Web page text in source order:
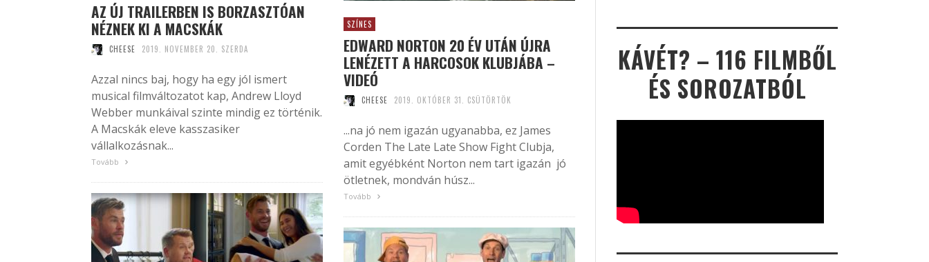
AZ ÚJ TRAILERBEN IS BORZASZTÓAN
NÉZNEK KI A MACSKÁK
CHEESE 2019. NOVEMBER 20. SZERDA
Azzal nincs baj, hogy ha egy jól ismert
musical filmváltozatot kap, Andrew Lloyd
Webber munkáival szinte mindig ez történik.
A Macskák eleve kasszasiker
vállalkozásnak...
Tovább
SZÍNES
EDWARD NORTON 20 ÉV UTÁN ÚJRA
LENÉZETT A HARCOSOK KLUBJÁBA –
VIDEÓ
CHEESE 2019. OKTÓBER 31. CSÜTÖRTÖK
...na jó nem igazán ugyanabba, ez James
Corden The Late Late Show Fight Clubja,
amit egyébként Norton nem tart igazán jó
ötletnek, mondván húsz...
Tovább
KÁVÉT? – 116 FILMBŐL
ÉS SOROZATBÓL